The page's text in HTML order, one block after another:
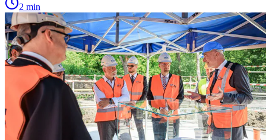
2 min